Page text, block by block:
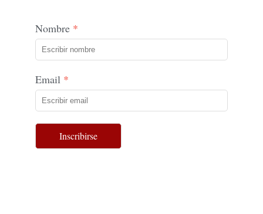
Nombre
Email
Inscribirse